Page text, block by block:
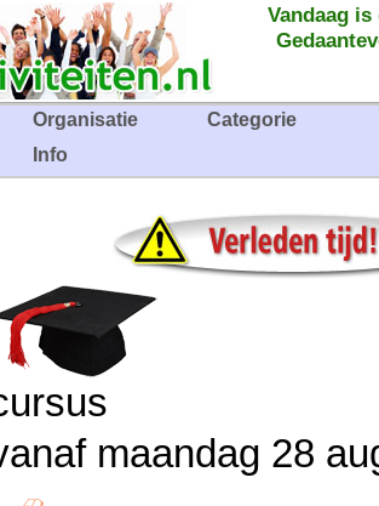
Vandaag
Organisatie
Categorie
Info
maandag 28